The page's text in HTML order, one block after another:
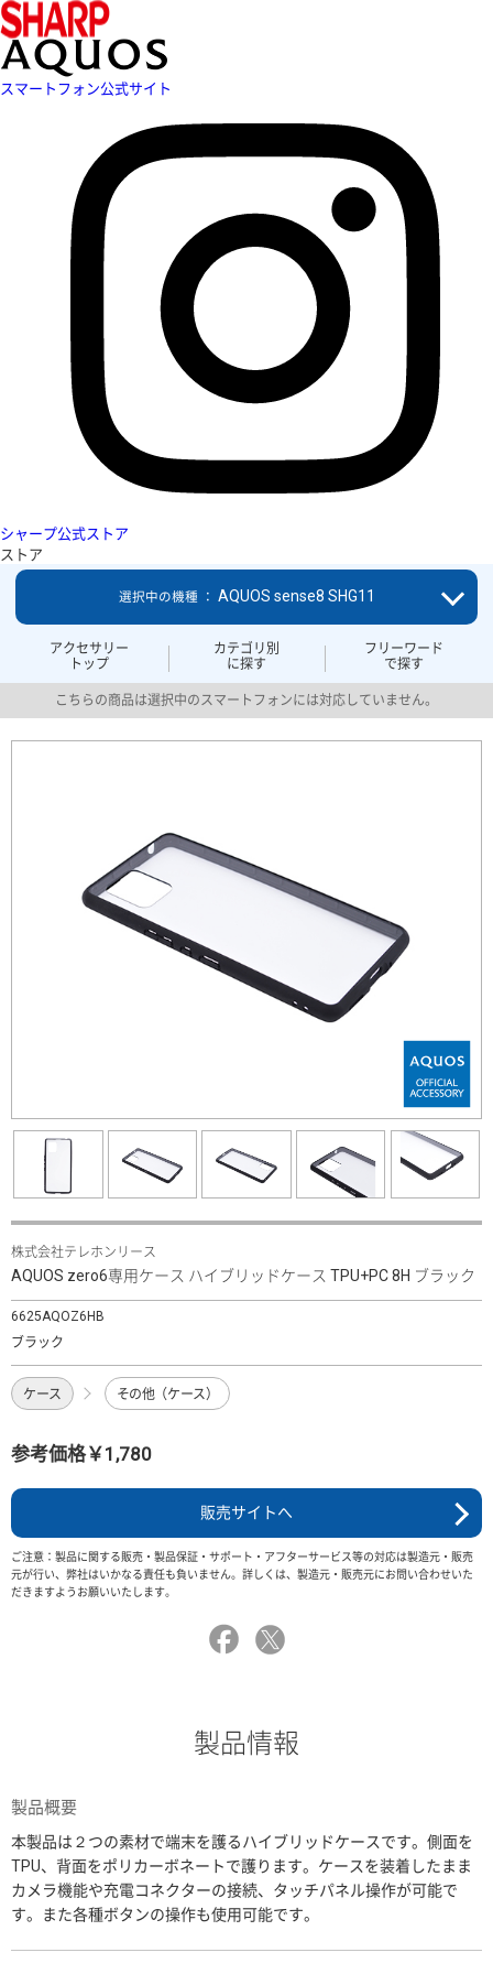
スマートフォン公式サイト
シャープ公式ストア
ストア
アクセサリー
トップ
カテゴリ別
に探す
フリーワード
で探す
選択中の機種 ： AQUOS sense8 SHG11
こちらの商品は選択中のスマートフォンには対応していません。
株式会社テレホンリース
AQUOS zero6専用ケース ハイブリッドケース TPU+PC 8H ブラック
6625AQOZ6HB
ブラック
ケース その他（ケース）
参考価格￥1,780
販売サイトへ
ご注意：製品に関する販売・製品保証・サポート・アフターサービス等の対応は製造元・販売
元が行い、弊社はいかなる責任も負いません。詳しくは、製造元・販売元にお問い合わせいた
だきますようお願いいたします。
製品情報
製品概要
本製品は２つの素材で端末を護るハイブリッドケースです。側面を
TPU、背面をポリカーボネートで護ります。ケースを装着したまま
カメラ機能や充電コネクターの接続、タッチパネル操作が可能で
す。また各種ボタンの操作も使用可能です。